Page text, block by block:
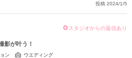
投稿 2024/1/5
スタジオからの返信あり
影が叶う！
ン ウエディング